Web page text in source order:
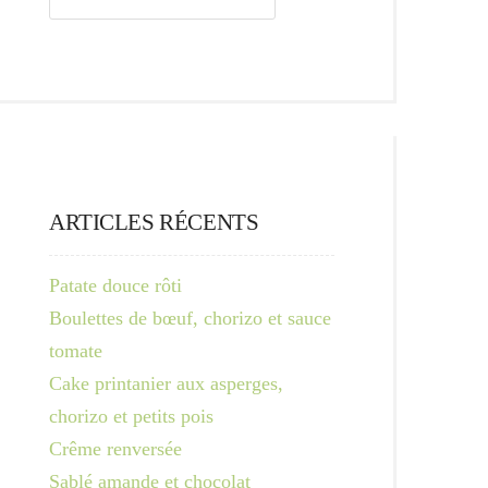
ARTICLES RÉCENTS
Patate douce rôti
Boulettes de bœuf, chorizo et sauce
tomate
Cake printanier aux asperges,
chorizo et petits pois
Crême renversée
Sablé amande et chocolat